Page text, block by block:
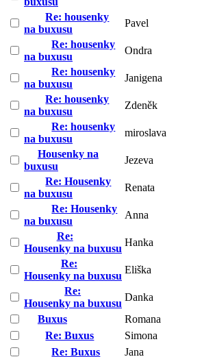
Re: housenky
na buxusu
Pavel
Re: housenky
na buxusu
Ondra
Re: housenky
na buxusu
Janigena
Re: housenky
na buxusu
Zdeněk
Re: housenky
na buxusu
miroslava
Housenky na
buxusu
Jezeva
Re: Housenky
na buxusu
Renata
Re: Housenky
na buxusu
Anna
Re:
Housenky na buxusu
Hanka
Re:
Housenky na buxusu
Eliška
Re:
Housenky na buxusu
Danka
Buxus
Romana
Re: Buxus
Simona
Re: Buxus
Jana